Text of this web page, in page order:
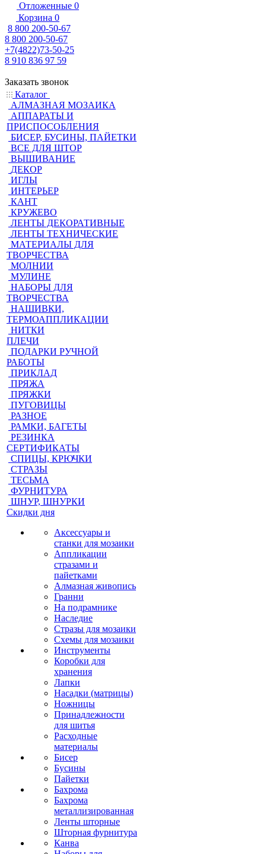
Отложенные 0
Корзина 0
8 800 200-50-67
8 800 200-50-67
+7(4822)73-50-25
8 910 836 97 59
Заказать звонок
Каталог
АЛМАЗНАЯ МОЗАИКА
АППАРАТЫ И
ПРИСПОСОБЛЕНИЯ
БИСЕР, БУСИНЫ, ПАЙЕТКИ
ВСЕ ДЛЯ ШТОР
ВЫШИВАНИЕ
ДЕКОР
ИГЛЫ
ИНТЕРЬЕР
КАНТ
КРУЖЕВО
ЛЕНТЫ ДЕКОРАТИВНЫЕ
ЛЕНТЫ ТЕХНИЧЕСКИЕ
МАТЕРИАЛЫ ДЛЯ
ТВОРЧЕСТВА
МОЛНИИ
МУЛИНЕ
НАБОРЫ ДЛЯ
ТВОРЧЕСТВА
НАШИВКИ,
ТЕРМОАППЛИКАЦИИ
НИТКИ
ПЛЕЧИ
ПОДАРКИ РУЧНОЙ
РАБОТЫ
ПРИКЛАД
ПРЯЖА
ПРЯЖКИ
ПУГОВИЦЫ
РАЗНОЕ
РАМКИ, БАГЕТЫ
РЕЗИНКА
СЕРТИФИКАТЫ
СПИЦЫ, КРЮЧКИ
СТРАЗЫ
ТЕСЬМА
ФУРНИТУРА
ШНУР, ШНУРКИ
Скидки дня
Аксессуары и
станки для мозаики
Аппликации
стразами и
пайетками
Алмазная живопись
Гранни
На подрамнике
Наследие
Стразы для мозаики
Схемы для мозаики
Инструменты
Коробки для
хранения
Лапки
Насадки (матрицы)
Ножницы
Принадлежности
для шитья
Расходные
материалы
Бисер
Бусины
Пайетки
Бахрома
Бахрома
металлизированная
Ленты шторные
Шторная фурнитура
Канва